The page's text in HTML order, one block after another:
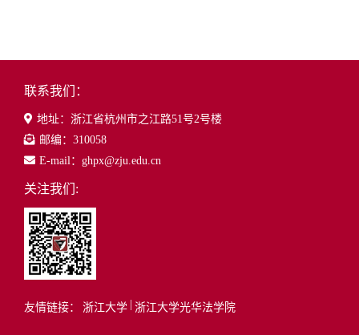
联系我们：
地址：浙江省杭州市之江路51号2号楼
邮编：310058
E-mail：ghpx@zju.edu.cn
关注我们:
友情链接： 浙江大学 浙江大学光华法学院